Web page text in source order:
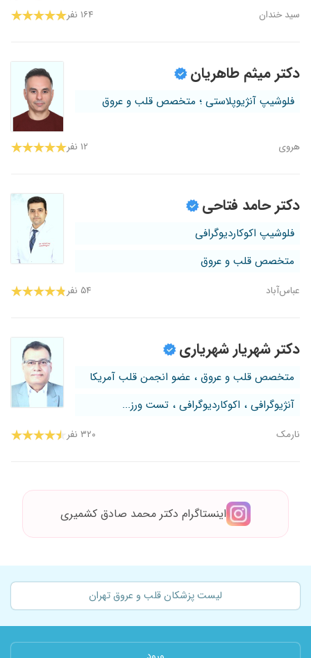
سید خندان ۱۶۴ نفر
دکتر میثم طاهریان
فلوشیپ آنژیوپلاستی ؛ متخصص قلب و عروق
هروی ۱۲ نفر
دکتر حامد فتاحی
فلوشیپ اکوکاردیوگرافی
متخصص قلب و عروق
عباس‌آباد ۵۴ نفر
دکتر شهریار شهریاری
متخصص قلب و عروق ، عضو انجمن قلب آمریکا
آنژیوگرافی ، اکوکاردیوگرافی ، تست ورز...
نارمک ۳۲۰ نفر
اینستاگرام دکتر محمد صادق کشمیری
لیست پزشکان قلب و عروق تهران